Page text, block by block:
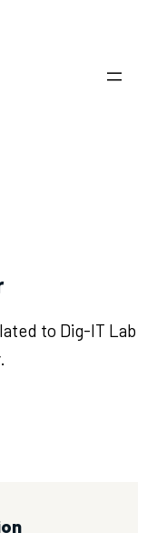
to Dig-IT Lab